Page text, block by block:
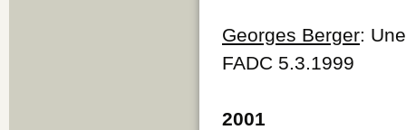
Georges Berger:
FADC 5.3.1999
2001